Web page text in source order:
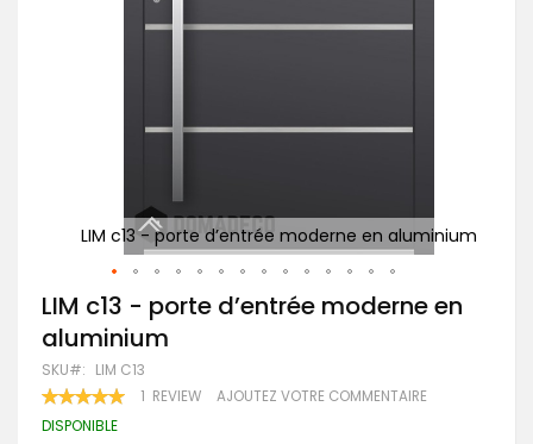
LIM c13 - porte d’entrée moderne en aluminium
Passer
au
début
de
la
Galerie
d’images
LIM c13 - porte d’entrée moderne en
aluminium
SKU LIM C13
RATING: 1 REVIEW AJOUTEZ VOTRE COMMENTAIRE
DISPONIBLE